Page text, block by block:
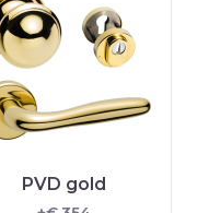
PVD gold